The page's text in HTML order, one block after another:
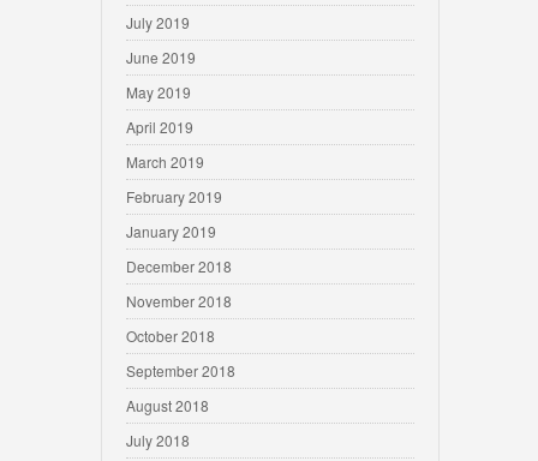
July 2019
June 2019
May 2019
April 2019
March 2019
February 2019
January 2019
December 2018
November 2018
October 2018
September 2018
August 2018
July 2018